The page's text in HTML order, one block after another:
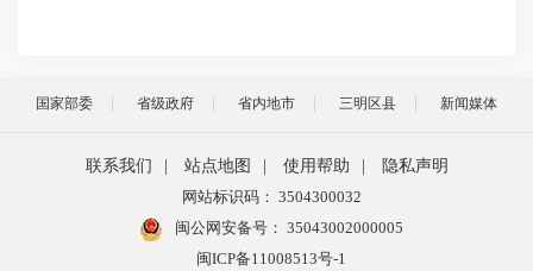
国家部委 省级政府 省内地市 三明区县 新闻媒体
联系我们 站点地图 使用帮助
隐私声明
网站标识码： 3504300032
闽公网安备号： 35043002000005
闽ICP备11008513号-1